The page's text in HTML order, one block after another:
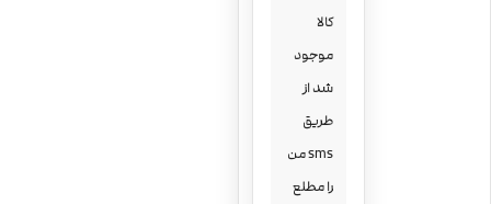
کالا
موجود
شد از
طریق
sms من
را مطلع